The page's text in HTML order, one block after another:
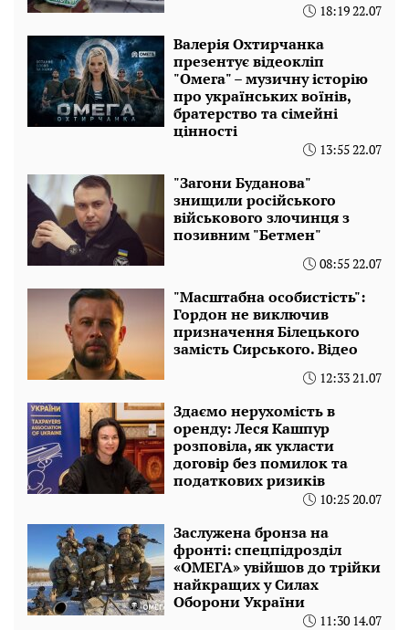
18:19 22.07
Валерія Охтирчанка
презентує відеокліп
"Омега" – музичну історію
про українських воїнів,
братерство та сімейні
цінності
13:55 22.07
"Загони Буданова"
знищили російського
військового злочинця з
позивним "Бетмен"
08:55 22.07
"Масштабна особистість":
Гордон не виключив
призначення Білецького
замість Сирського. Відео
12:33 21.07
Здаємо нерухомість в
оренду: Леся Кашпур
розповіла, як укласти
договір без помилок та
податкових ризиків
10:25 20.07
Заслужена бронза на
фронті: спецпідрозділ
«ОМЕГА» увійшов до трійки
найкращих у Силах
Оборони України
11:30 14.07